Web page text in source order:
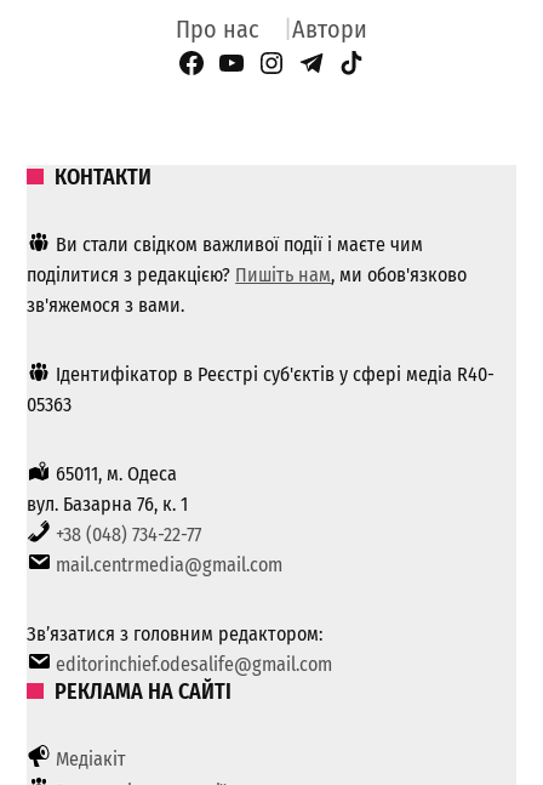
Про нас Автори
Facebook Page
YouTube
Instagram
Telegram
TikTok
КОНТАКТИ
Ви стали свідком важливої ​​події і маєте чим
поділитися з редакцією? Пишіть нам, ми обов'язково
зв'яжемося з вами.
Ідентифікатор в Реєстрі суб'єктів у сфері медіа R40-
05363
65011, м. Одеса
вул. Базарна 76, к. 1
+38 (048) 734-22-77
mail.centrmedia@gmail.com
Зв’язатися з головним редактором:
editorinchief.odesalife@gmail.com
РЕКЛАМА НА САЙТІ
Медіакіт